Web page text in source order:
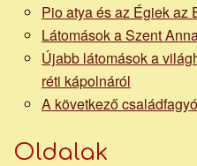
Pio atya és az Égiek az
Látomások a Szent
Újabb látomások a
réti kápolnáról
A következő
Oldalak